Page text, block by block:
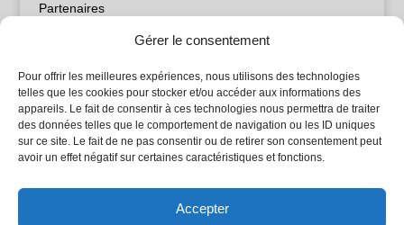
Gérer le consentement
Pour offrir les meilleures expériences, nous utilisons des technologies
telles que les cookies pour stocker et/ou accéder aux informations des
appareils. Le fait de consentir à ces technologies nous permettra de traiter
des données telles que le comportement de navigation ou les ID uniques
sur ce site. Le fait de ne pas consentir ou de retirer son consentement peut
avoir un effet négatif sur certaines caractéristiques et fonctions.
Accepter
Partenaires
Politique de confidentialité
Sites partenaires
5Façades
Atrium Patrimoine
L'Atelier Bois